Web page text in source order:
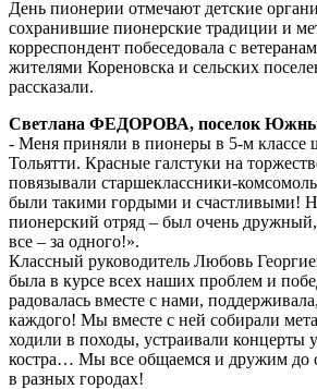
День пионерии отмечают детские
сохранившие пионерские традиции и
корреспондент побеседовала с
жителями Кореновска и сельских
рассказали.
Светлана ФЕДОРОВА, поселок
- Меня приняли в пионеры в 5-м классе
Тольятти. Красные галстуки на
повязывали старшеклассники-
были такими гордыми и счастливыми!
пионерский отряд – был очень дружный,
все – за одного!».
Классный руководитель Любовь
была в курсе всех наших проблем и
радовалась вместе с нами,
каждого! Мы вместе с ней собирали
ходили в походы, устраивали концерты
костра… Мы все общаемся и дружим до
в разных городах!